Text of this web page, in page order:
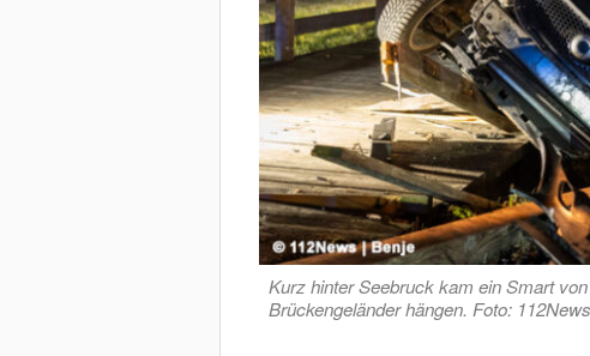
Kurz hinter Seebruck kam ein Smart
Brückengeländer hängen. Foto: